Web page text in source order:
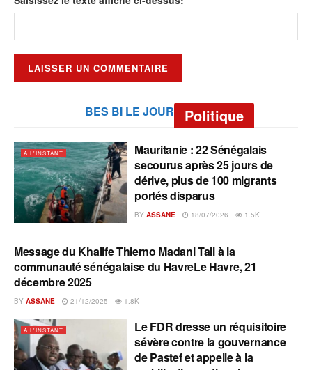
BES BI LE JOUR Politique
A L'INSTANT
Mauritanie : 22 Sénégalais
secourus après 25 jours de
dérive, plus de 100 migrants
portés disparus
BY ASSANE 18/07/2026 1.5K
A L'INSTANT
Message du Khalife Thierno Madani Tall à la
communauté sénégalaise du HavreLe Havre, 21
décembre 2025
BY ASSANE 21/12/2025 1.8K
A L'INSTANT
Le FDR dresse un réquisitoire
sévère contre la gouvernance
de Pastef et appelle à la